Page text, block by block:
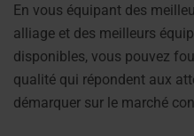
En vous équipant des
alliage et des meilleurs
disponibles, vous pouvez
qualité qui répondent aux
démarquer sur le marché